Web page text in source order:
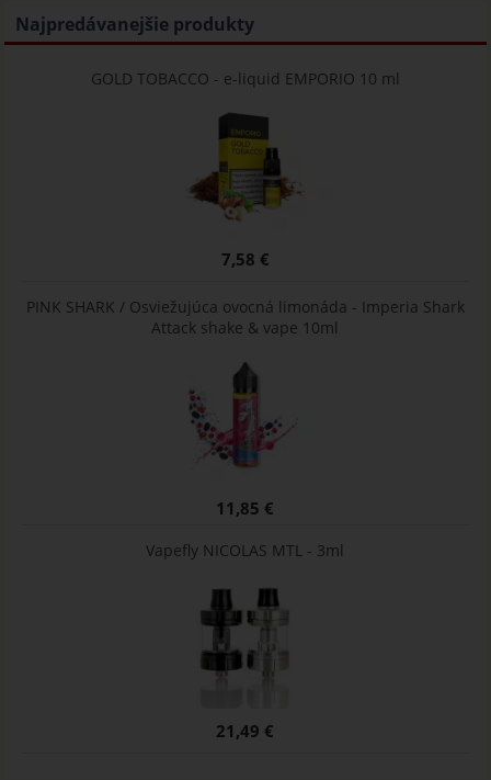
Najpredávanejšie produkty
GOLD TOBACCO - e-liquid EMPORIO 10 ml
7,58 €
PINK SHARK / Osviežujúca ovocná limonáda - Imperia Shark
Attack shake & vape 10ml
11,85 €
Vapefly NICOLAS MTL - 3ml
21,49 €